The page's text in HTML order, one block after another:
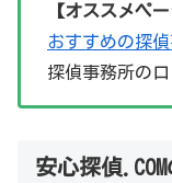
【オススメペー
おすすめの探
探偵事務所の
安心探偵